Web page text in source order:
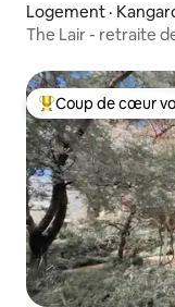
Logement ·
The Lair - retraite
Coup de cœur
Coup de cœur